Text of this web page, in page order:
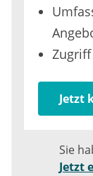
Jetzt
Sie
Jetzt